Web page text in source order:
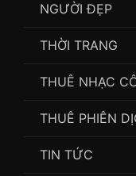
NGƯỜI ĐẸP
THỜI TRANG
THUÊ NHẠC
THUÊ PHIÊN
TIN TỨC